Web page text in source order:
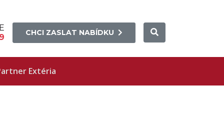
CHCI ZASLAT NABÍDKU
Extéria